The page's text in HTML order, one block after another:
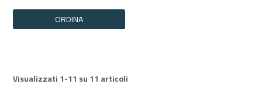
ORDINA
Visualizzati 1-11 su 11 articoli